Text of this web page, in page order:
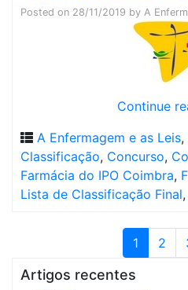
Posted on 28/11/2019 by A
Continue
A Enfermagem e as Leis,
Classificação, Concurso,
Farmácia do IPO Coimbra,
Lista de Classificação Final,
1 2
Artigos recentes